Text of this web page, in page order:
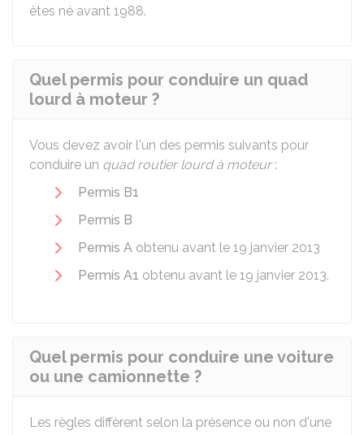
êtes né avant 1988.
Quel permis pour conduire un quad
lourd à moteur ?
Vous devez avoir l'un des permis suivants pour
conduire un quad routier lourd à moteur:
Permis B1
Permis B
Permis A obtenu avant le 19 janvier 2013
Permis A1 obtenu avant le 19 janvier 2013.
Quel permis pour conduire une voiture
ou une camionnette ?
Les règles diffèrent selon la présence ou non d'une